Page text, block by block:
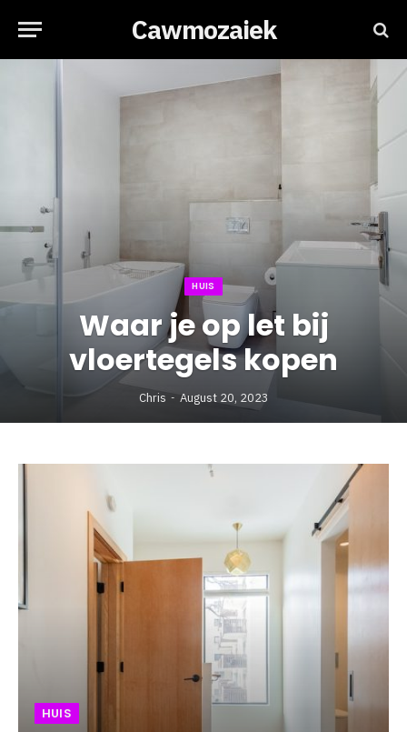
Cawmozaiek
HUIS
Waar je op let bij
vloertegels kopen
Chris August 20, 2023
HUIS